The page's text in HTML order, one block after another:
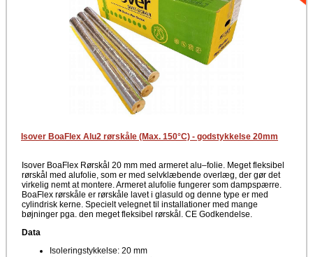
Isover BoaFlex Alu2 rørskåle (Max. 150°C) - godstykkelse 20mm
Isover BoaFlex Rørskål 20 mm med armeret alu–folie. Meget fleksibel
rørskål med alufolie, som er med selvklæbende overlæg, der gør det
virkelig nemt at montere. Armeret alufolie fungerer som dampspærre.
BoaFlex rørskåle er rørskåle lavet i glasuld og denne type er med
cylindrisk kerne. Specielt velegnet til installationer med mange
bøjninger pga. den meget fleksibel rørskål. CE Godkendelse.
Data
Isoleringstykkelse: 20 mm